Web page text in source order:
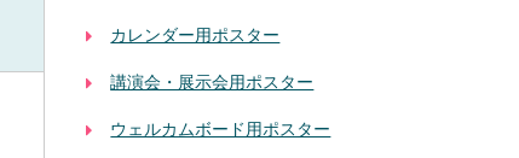
カレンダー用ポスター
講演会・展示会用ポスター
ウェルカムボード用ポスター